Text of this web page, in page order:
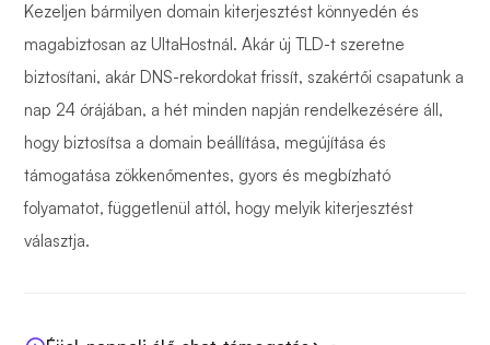
Kezeljen bármilyen domain kiterjesztést könnyedén és
magabiztosan az UltaHostnál. Akár új TLD-t szeretne
biztosítani, akár DNS-rekordokat frissít, szakértői csapatunk a
nap 24 órájában, a hét minden napján rendelkezésére áll,
hogy biztosítsa a domain beállítása, megújítása és
támogatása zökkenőmentes, gyors és megbízható
folyamatot, függetlenül attól, hogy melyik kiterjesztést
választja.